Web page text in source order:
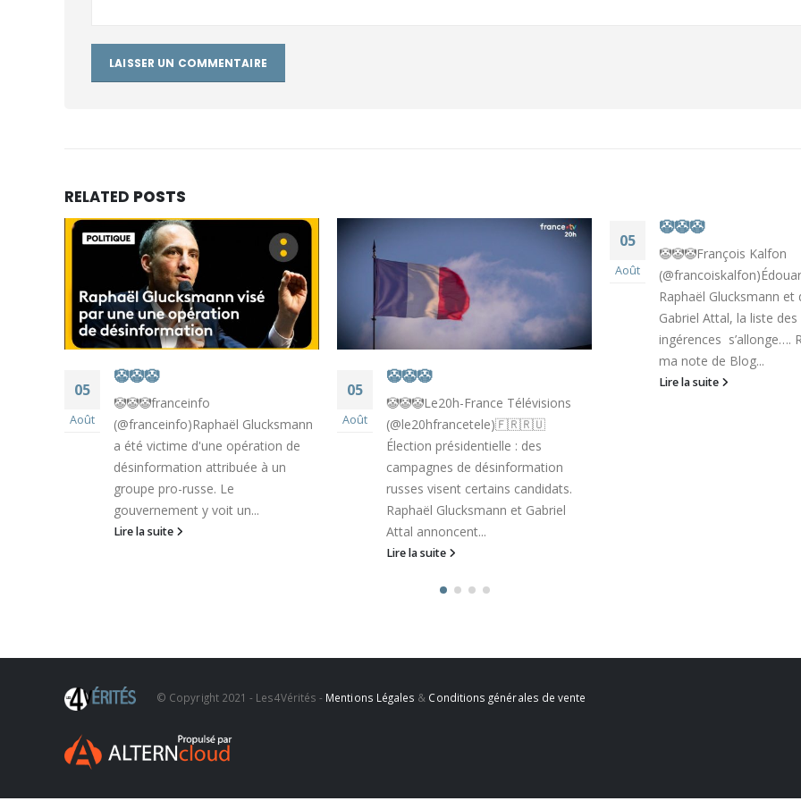
RELATED POSTS
05
Août
🤡🤡🤡
🤡🤡🤡franceinfo
(@franceinfo)Raphaël Glucksmann
a été victime d'une opération de
désinformation attribuée à un
groupe pro-russe. Le
gouvernement y voit un...
Lire la suite
05
Août
🤡🤡🤡
🤡🤡🤡Le20h-France Télévisions
(@le20hfrancetele)🇫🇷🇷🇺
Élection présidentielle : des
campagnes de désinformation
russes visent certains candidats.
Raphaël Glucksmann et Gabriel
Attal annoncent...
Lire la suite
05
Août
🤡🤡🤡
🤡🤡🤡François Kalfon
Raphaël Glucksmann et
Gabriel Attal, la liste des
ingérences s’allonge….
ma note de Blog...
Lire la suite
© Copyright 2021 - Les4Vérités - Mentions Légales & Conditions générales de vente